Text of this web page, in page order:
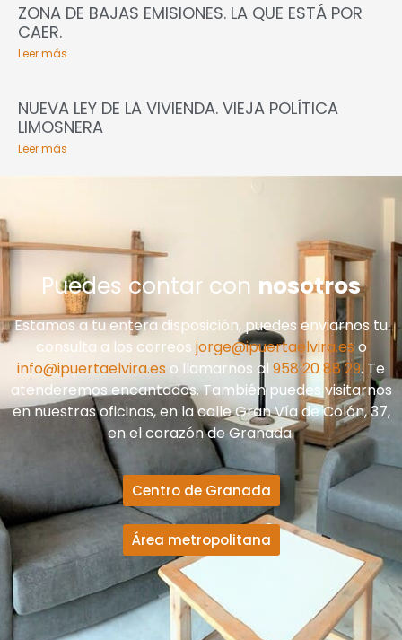
ZONA DE BAJAS EMISIONES. LA QUE ESTÁ POR
CAER.
Leer más
NUEVA LEY DE LA VIVIENDA. VIEJA POLÍTICA
LIMOSNERA
Leer más
Puedes contar con nosotros
Estamos a tu entera disposición, puedes enviarnos tu
consulta a los correos jorge@ipuertaelvira.eso
info@ipuertaelvira.es o llamarnos al 958 20 88 29. Te
atenderemos encantados. También puedes visitarnos
en nuestras oficinas, en la calle Gran Vía de Colón, 37,
en el corazón de Granada.
Centro de Granada
Área metropolitana